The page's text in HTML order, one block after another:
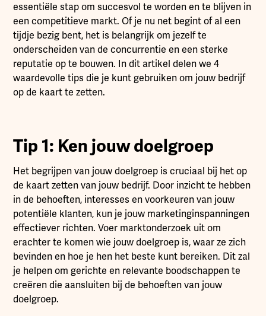
essentiële stap om succesvol te worden en te blijven in
een competitieve markt. Of je nu net begint of al een
tijdje bezig bent, het is belangrijk om jezelf te
onderscheiden van de concurrentie en een sterke
reputatie op te bouwen. In dit artikel delen we 4
waardevolle tips die je kunt gebruiken om jouw bedrijf
op de kaart te zetten.
Tip 1: Ken jouw doelgroep
Het begrijpen van jouw doelgroep is cruciaal bij het op
de kaart zetten van jouw bedrijf. Door inzicht te hebben
in de behoeften, interesses en voorkeuren van jouw
potentiële klanten, kun je jouw marketinginspanningen
effectiever richten. Voer marktonderzoek uit om
erachter te komen wie jouw doelgroep is, waar ze zich
bevinden en hoe je hen het beste kunt bereiken. Dit zal
je helpen om gerichte en relevante boodschappen te
creëren die aansluiten bij de behoeften van jouw
doelgroep.